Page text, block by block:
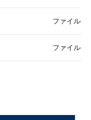
ファイルの
ファイルの